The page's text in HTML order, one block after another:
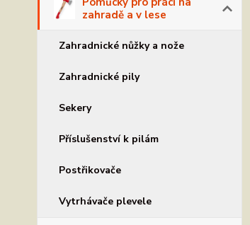
zahradě a v lese
Zahradnické nůžky a nože
Zahradnické pily
Sekery
Příslušenství k pilám
Postřikovače
Vytrhávače plevele